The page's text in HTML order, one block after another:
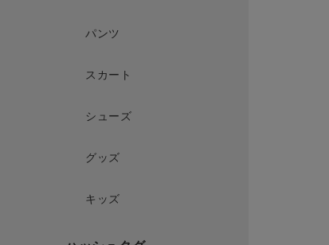
パンツ
スカート
シューズ
グッズ
キッズ